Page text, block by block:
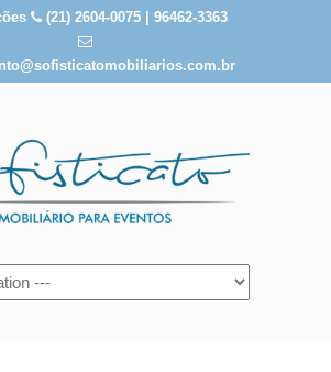
(21) 2604-0075 | 96462-3363